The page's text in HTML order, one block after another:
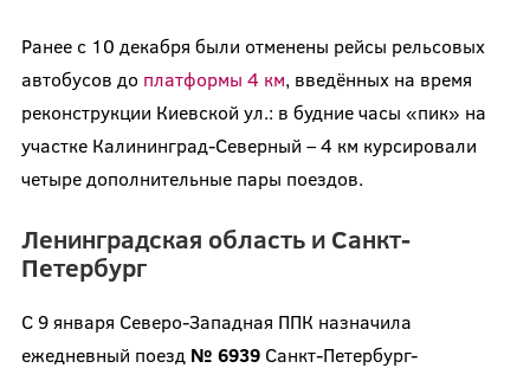
Ранее с 10 декабря были отменены рейсы рельсовых
автобусов до платформы 4 км, введённых на время
реконструкции Киевской ул.: в будние часы «пик» на
участке Калининград-Северный – 4 км курсировали
четыре дополнительные пары поездов.
Ленинградская область и Санкт-
Петербург
С 9 января Северо-Западная ППК назначила
ежедневный поезд № 6939Санкт-Петербург-